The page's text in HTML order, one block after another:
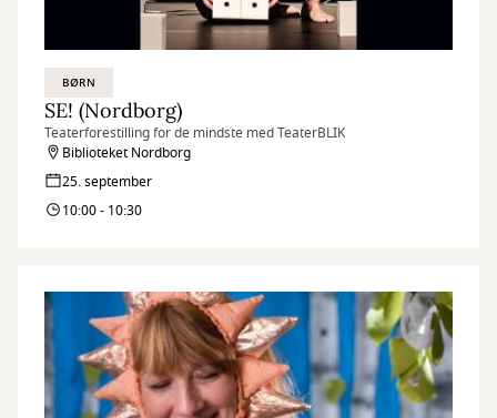
BØRN
SE! (Nordborg)
Teaterforestilling for de mindste med TeaterBLIK
Biblioteket Nordborg
25. september
10:00 - 10:30